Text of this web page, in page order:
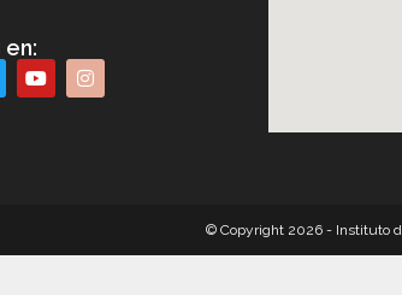
en:
© Copyright 2026 - Instituto